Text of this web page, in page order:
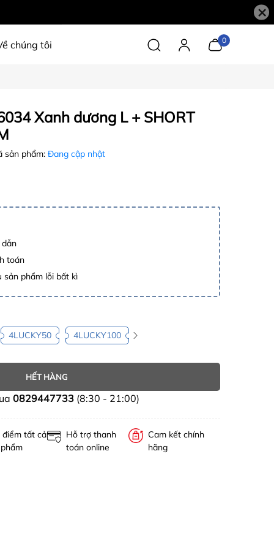
×
chúng tôi 0
Xanh dương L + SHORT
sản phẩm: Đang cập nhật
toán
phẩm lỗi bất kì
4LUCKY50 4LUCKY100
HẾT HÀNG
0829447733(8:30 - 21:00)
điểm tất cả
Hỗ trợ thanh
toán online
Cam kết chính
hãng